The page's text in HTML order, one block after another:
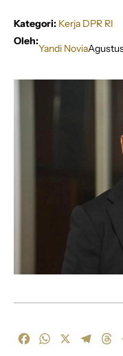
Kategori: Kerja DPR RI
Oleh:
Yandi Novia
W